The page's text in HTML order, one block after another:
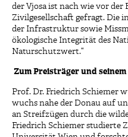
der Vjosa ist nach wie vor der
Zivilgesellschaft gefragt. Die
der Infrastruktur sowie
ökologische Integrität des
Naturschutzwert.“
Zum Preisträger und seinem
Prof. Dr. Friedrich Schiemer
wuchs nahe der Donau auf
an Streifzügen durch die
Friedrich Schiemer studierte